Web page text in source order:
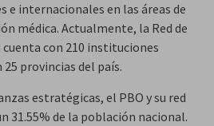
e internacionales en las áreas de
médica. Actualmente, la Red de
con 210 instituciones
provincias del país.
estratégicas, el PBO y su red
31.55% de la población nacional.